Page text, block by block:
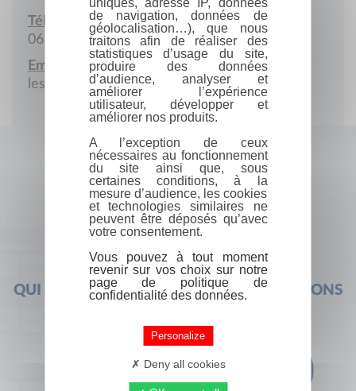
Téléphone portable :
06 72 71 48 15
Email :
lesamisdejplg@ik.me
QUI SOMMES-NOUS ? FOIRE AUX QUESTIONS
de navigation, données de
géolocalisation…), que nous
traitons afin de réaliser des
statistiques d’usage du site,
produire des données
d’audience, analyser et
améliorer l’expérience
utilisateur, développer et
améliorer nos produits.
A l’exception de ceux
nécessaires au fonctionnement
du site ainsi que, sous
certaines conditions, à la
mesure d’audience, les cookies
et technologies similaires ne
peuvent être déposés qu’avec
votre consentement.
Vous pouvez à tout moment
revenir sur vos choix sur notre
page de politique de
confidentialité des données.
Personalize
Deny all cookies